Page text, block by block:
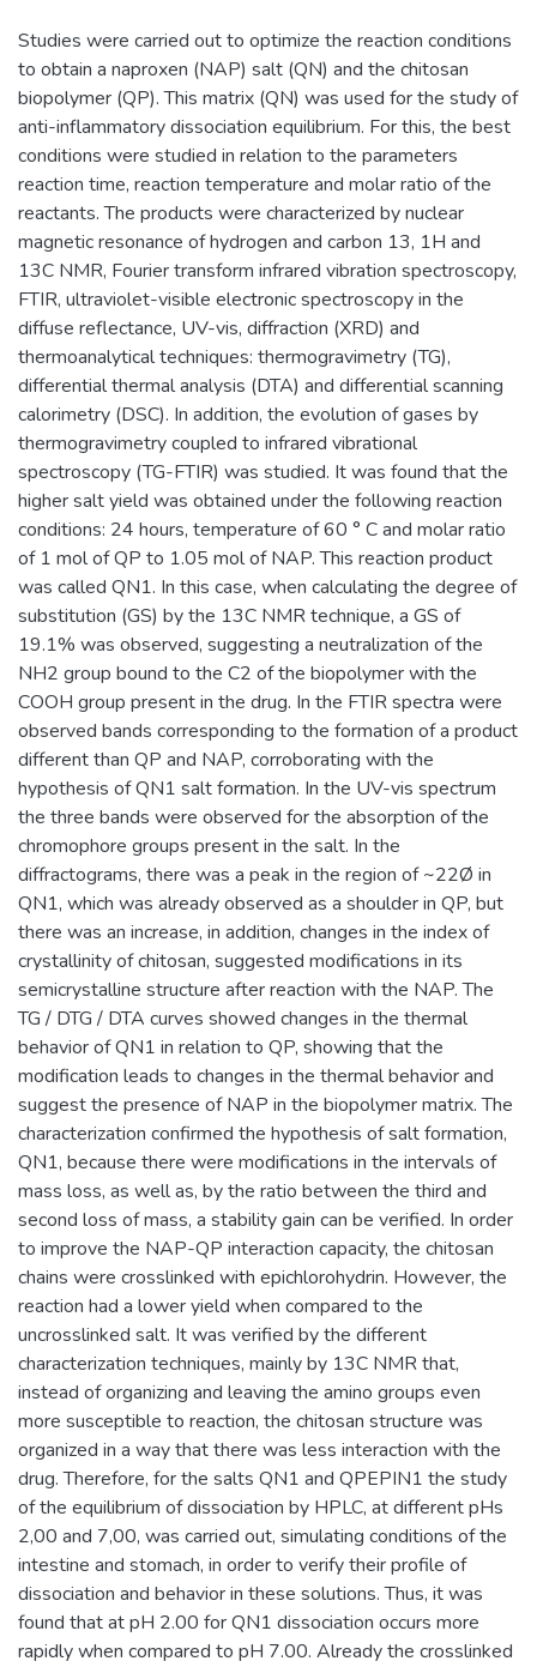
Studies were carried out to optimize the reaction conditions
to obtain a naproxen (NAP) salt (QN) and the chitosan
biopolymer (QP). This matrix (QN) was used for the study of
anti-inflammatory dissociation equilibrium. For this, the best
conditions were studied in relation to the parameters
reaction time, reaction temperature and molar ratio of the
reactants. The products were characterized by nuclear
magnetic resonance of hydrogen and carbon 13, 1H and
13C NMR, Fourier transform infrared vibration spectroscopy,
FTIR, ultraviolet-visible electronic spectroscopy in the
diffuse reflectance, UV-vis, diffraction (XRD) and
thermoanalytical techniques: thermogravimetry (TG),
differential thermal analysis (DTA) and differential scanning
calorimetry (DSC). In addition, the evolution of gases by
thermogravimetry coupled to infrared vibrational
spectroscopy (TG-FTIR) was studied. It was found that the
higher salt yield was obtained under the following reaction
conditions: 24 hours, temperature of 60 ° C and molar ratio
of 1 mol of QP to 1.05 mol of NAP. This reaction product
was called QN1. In this case, when calculating the degree of
substitution (GS) by the 13C NMR technique, a GS of
19.1% was observed, suggesting a neutralization of the
NH2 group bound to the C2 of the biopolymer with the
COOH group present in the drug. In the FTIR spectra were
observed bands corresponding to the formation of a product
different than QP and NAP, corroborating with the
hypothesis of QN1 salt formation. In the UV-vis spectrum
the three bands were observed for the absorption of the
chromophore groups present in the salt. In the
diffractograms, there was a peak in the region of ~22Ø in
QN1, which was already observed as a shoulder in QP, but
there was an increase, in addition, changes in the index of
crystallinity of chitosan, suggested modifications in its
semicrystalline structure after reaction with the NAP. The
TG / DTG / DTA curves showed changes in the thermal
behavior of QN1 in relation to QP, showing that the
modification leads to changes in the thermal behavior and
suggest the presence of NAP in the biopolymer matrix. The
characterization confirmed the hypothesis of salt formation,
QN1, because there were modifications in the intervals of
mass loss, as well as, by the ratio between the third and
second loss of mass, a stability gain can be verified. In order
to improve the NAP-QP interaction capacity, the chitosan
chains were crosslinked with epichlorohydrin. However, the
reaction had a lower yield when compared to the
uncrosslinked salt. It was verified by the different
characterization techniques, mainly by 13C NMR that,
instead of organizing and leaving the amino groups even
more susceptible to reaction, the chitosan structure was
organized in a way that there was less interaction with the
drug. Therefore, for the salts QN1 and QPEPIN1 the study
of the equilibrium of dissociation by HPLC, at different pHs
2,00 and 7,00, was carried out, simulating conditions of the
intestine and stomach, in order to verify their profile of
dissociation and behavior in these solutions. Thus, it was
found that at pH 2.00 for QN1 dissociation occurs more
rapidly when compared to pH 7.00. Already the crosslinked